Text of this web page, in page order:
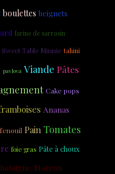
boulettes beignets
farine de sarrasin
Sweet Table Minnie tahini
pavlova Viande Pâtes
Cake pops
Ananas
fenouil Pain Tomates
foie gras Pâte à choux
Marron